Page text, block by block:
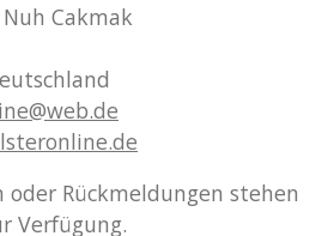
Cakmak
@web.de
.de
oder Rückmeldungen stehen
Verfügung.